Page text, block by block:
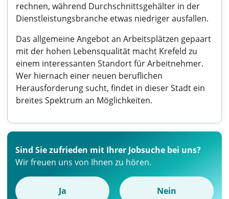
rechnen, während Durchschnittsgehälter in der
Dienstleistungsbranche etwas niedriger ausfallen.
Das allgemeine Angebot an Arbeitsplätzen gepaart
mit der hohen Lebensqualität macht Krefeld zu
einem interessanten Standort für Arbeitnehmer.
Wer hiernach einer neuen beruflichen
Herausforderung sucht, findet in dieser Stadt ein
breites Spektrum an Möglichkeiten.
Sind Sie zufrieden mit Ihrer Jobsuche bei uns?
Wir freuen uns von Ihnen zu hören.
Ja Nein